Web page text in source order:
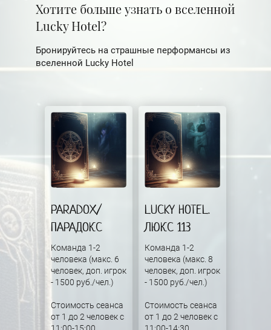
Хотите больше узнать о вселенной
Lucky Hotel?
Бронируйтесь на страшные перформансы из
вселенной Lucky Hotel
PARADOX/
ПАРАДОКС
Команда 1-2
человека (макс. 6
человек, доп. игрок
- 1500 руб./чел.)
Стоимость сеанса
от 1 до 2 человек с
LUCKY HOTEL.
ЛЮКС 113
Команда 1-2
человека (макс. 8
человек, доп. игрок
- 1500 руб./чел.)
Стоимость сеанса
от 1 до 2 человек с